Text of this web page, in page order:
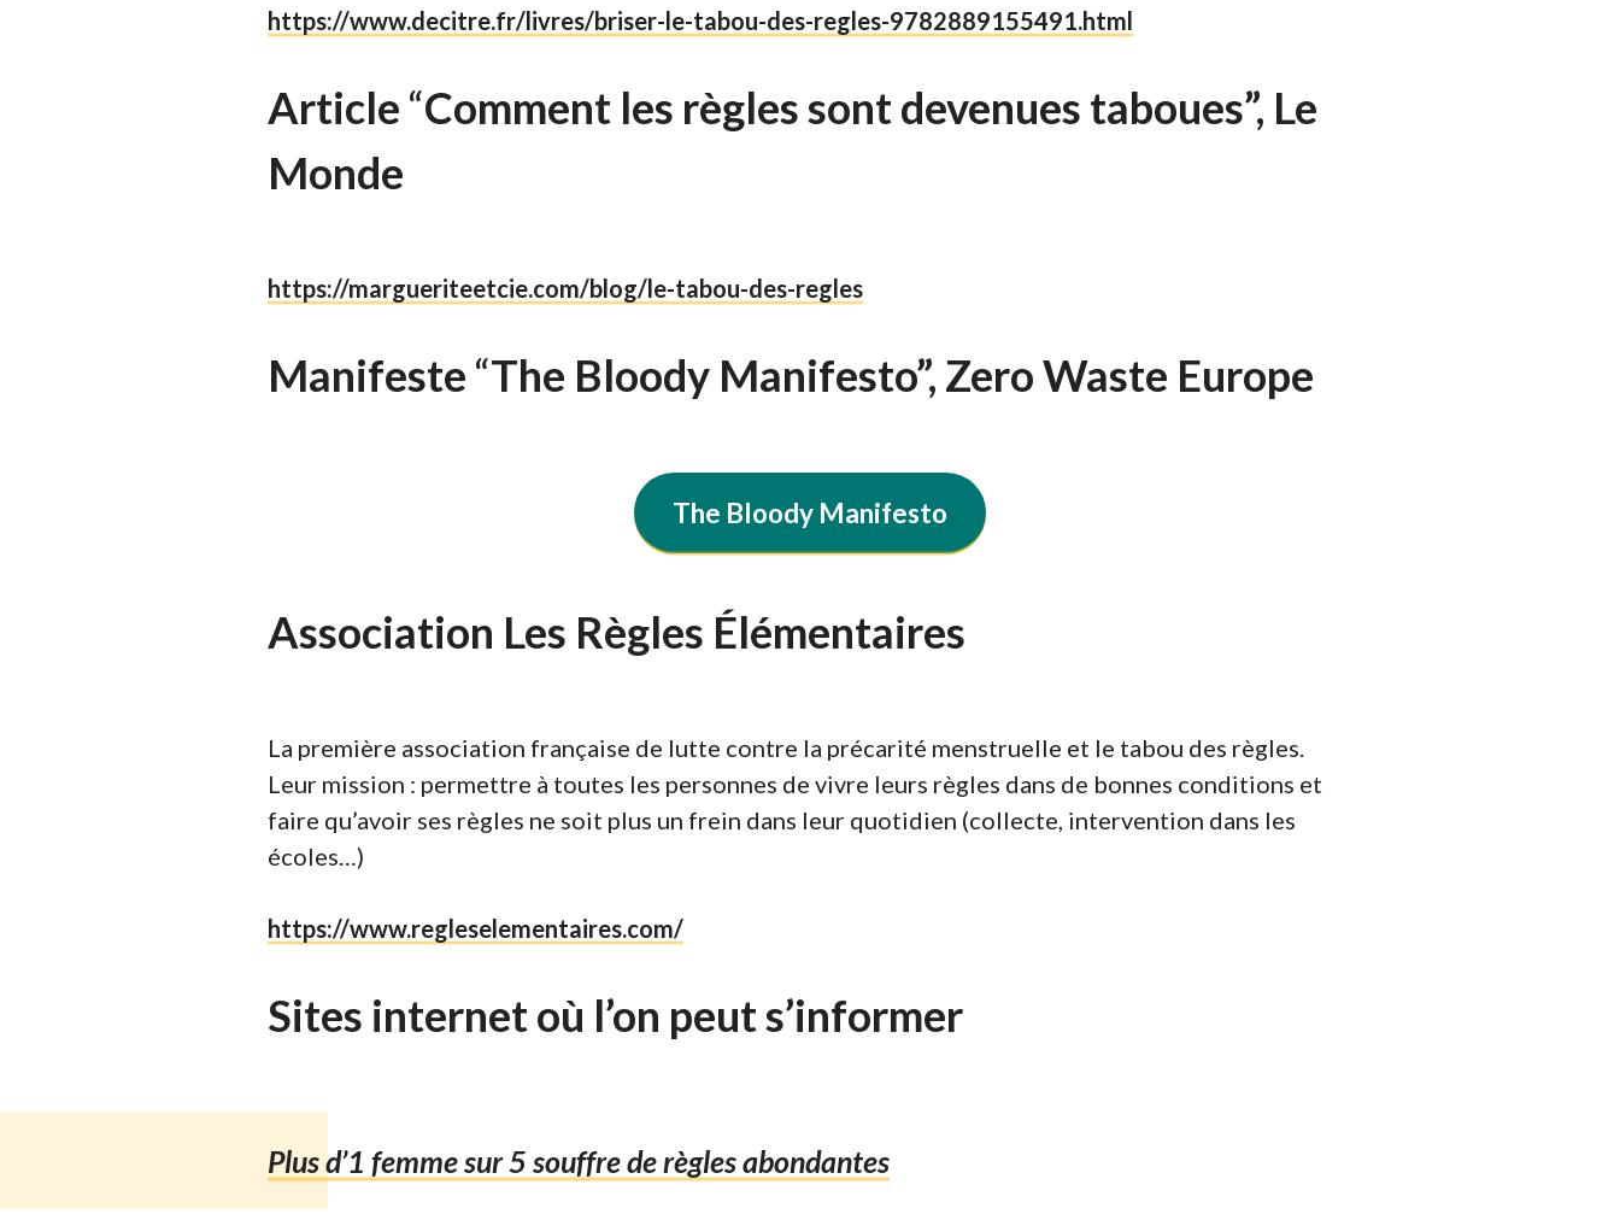
https://www.decitre.fr/livres/briser-le-tabou-des-regles-9782889155491.html
Article “Comment les règles sont devenues taboues”, Le
Monde
https://margueriteetcie.com/blog/le-tabou-des-regles
Manifeste “The Bloody Manifesto”, Zero Waste Europe
The Bloody Manifesto
Association Les Règles Élémentaires
La première association française de lutte contre la précarité menstruelle et le tabou des règles.
Leur mission : permettre à toutes les personnes de vivre leurs règles dans de bonnes conditions et
faire qu’avoir ses règles ne soit plus un frein dans leur quotidien (collecte, intervention dans les
écoles…)
https://www.regleselementaires.com/
Sites internetoù l’on peut s’informer
Plus d’1 femme sur 5 souffre de règles abondantes